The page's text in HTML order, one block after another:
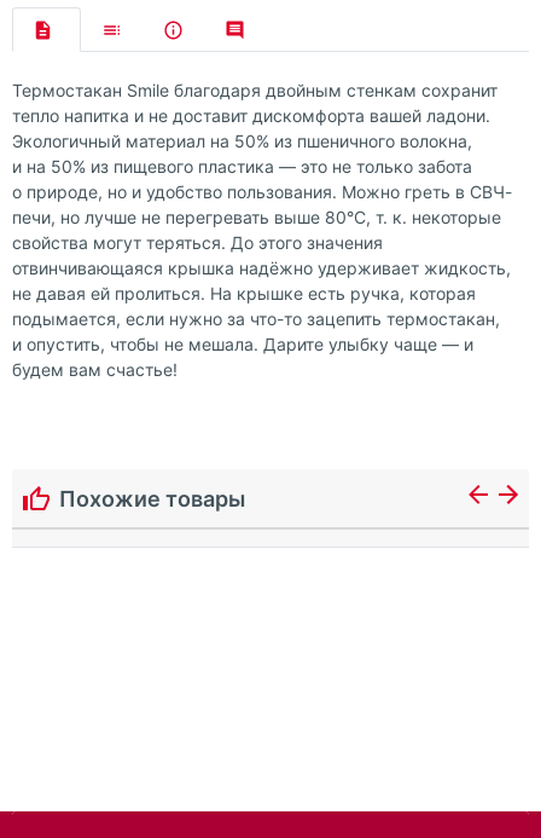
Термостакан Smile благодаря двойным стенкам сохранит
тепло напитка и не доставит дискомфорта вашей ладони.
Экологичный материал на 50% из пшеничного волокна,
и на 50% из пищевого пластика — это не только забота
о природе, но и удобство пользования. Можно греть в СВЧ-
печи, но лучше не перегревать выше 80°С, т. к. некоторые
свойства могут теряться. До этого значения
отвинчивающаяся крышка надёжно удерживает жидкость,
не давая ей пролиться. На крышке есть ручка, которая
подымается, если нужно за что-то зацепить термостакан,
и опустить, чтобы не мешала. Дарите улыбку чаще — и
будем вам счастье!
Похожие товары